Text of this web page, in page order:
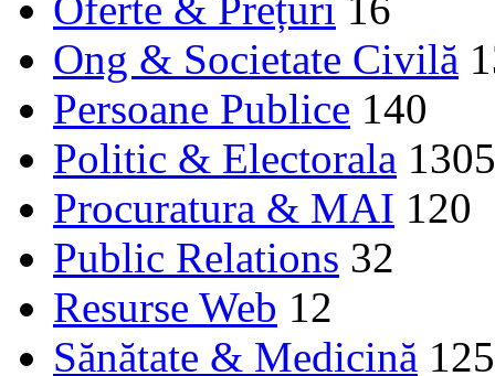
Ong & Societate Civilă
Persoane Publice 140
Politic & Electorala 1305
Procuratura & MAI 120
Public Relations 32
Resurse Web 12
Sănătate & Medicină 125